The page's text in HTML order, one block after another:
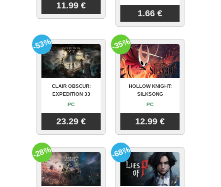
11.99 €
1.66 €
CLAIR OBSCUR:
EXPEDITION 33
PC
23.29 €
-53%
HOLLOW KNIGHT:
SILKSONG
PC
12.99 €
-35%
-28% -68%